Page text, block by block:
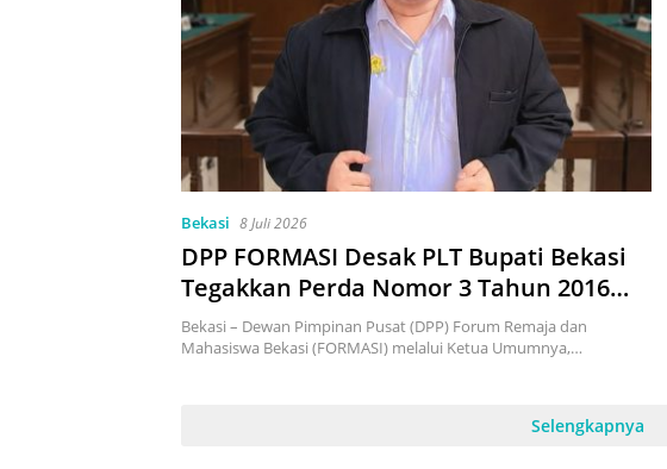
Bekasi 8 Juli 2026
DPP FORMASI Desak PLT Bupati Bekasi
Tegakkan Perda Nomor 3 Tahun 2016
dan Tutup THM yang Melanggar
Bekasi – Dewan Pimpinan Pusat (DPP) Forum Remaja dan
Mahasiswa Bekasi (FORMASI) melalui Ketua Umumnya,…
Selengkapnya